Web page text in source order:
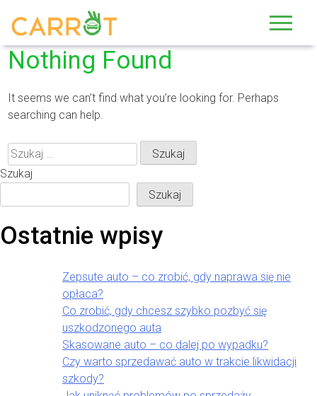
Nothing Found
It seems we can’t find what you’re looking for. Perhaps
searching can help.
Szukaj:
Szukaj
Szukaj
Ostatnie wpisy
Zepsute auto – co zrobić, gdy naprawa się nie
opłaca?
Co zrobić, gdy chcesz szybko pozbyć się
uszkodzonego auta
Skasowane auto – co dalej po wypadku?
Czy warto sprzedawać auto w trakcie likwidacji
szkody?